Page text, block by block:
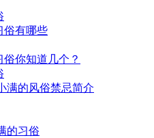
俗有哪些
你知道几个？
满的风俗禁忌简介
的习俗